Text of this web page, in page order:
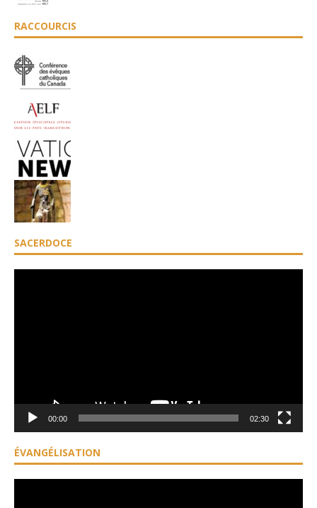
RACCOURCIS
SACERDOCE
00:00 02:30
ÉVANGÉLISATION